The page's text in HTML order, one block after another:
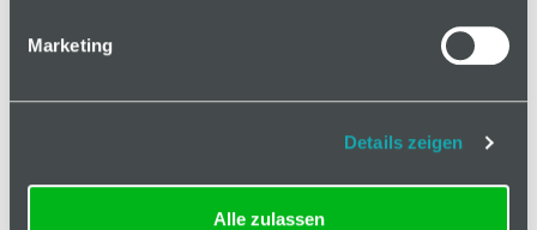
Marketing
Details zeigen
Alle zulassen
Aushängbar links aushängbar